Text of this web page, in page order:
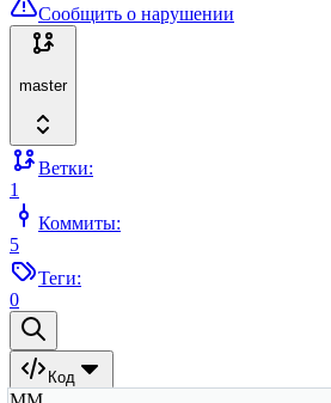
Сообщить о нарушении
master
Ветки:
1
Коммиты:
5
Теги:
0
Код